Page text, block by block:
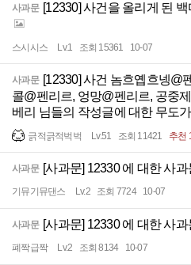
사과문 [12330] 사건을 올리게 된
스시시스 Lv.1 조회 15361 10-07
사과문 [12330] 사건 놈흐옙흐넹@
콜@펜리르, 엉망@펜리르, 공중
베리 님들의 작성글에 대한 무도
긁적긁적벅벅 Lv.51 조회 11421 추천
사과문 [사과문] 12330 에 대한 사
기뮤기뮤댄스 Lv.2 조회 7724 10-07
사과문 [사과문] 12330 에 대한 사
폐짝급짝 Lv.2 조회 8134 10-07